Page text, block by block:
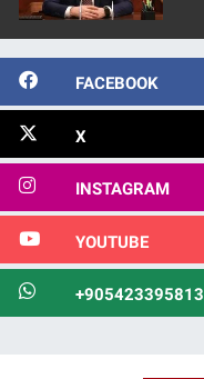
FACEBOOK
X
INSTAGRAM
YOUTUBE
+905423395813